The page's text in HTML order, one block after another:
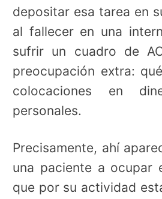
depositar esa tarea en
al fallecer en una
sufrir un cuadro de
preocupación extra:
colocaciones en
personales.
Precisamente, ahí
una paciente a ocupar
que por su actividad